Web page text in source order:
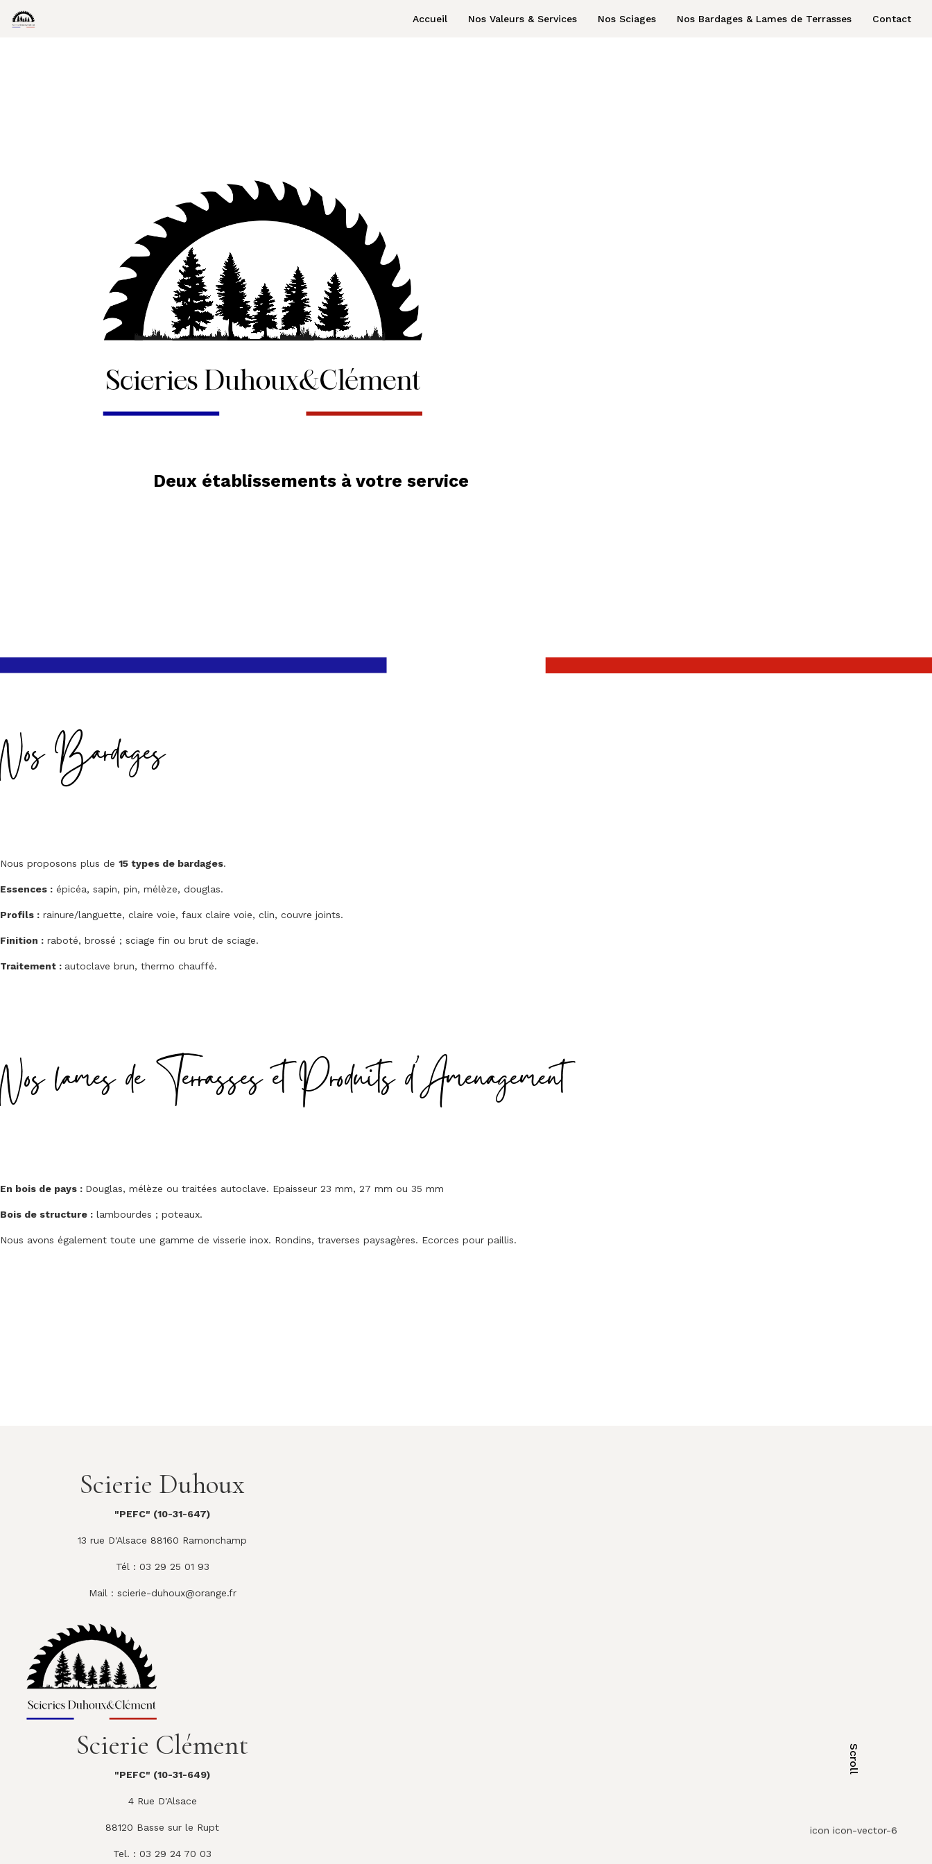
Accueil Nos Valeurs & Services Nos Sciages Nos Bardages & Lames de Terrasses Contact
Deux établissements à votre service
Scroll
icon icon-vector-6
Nos Bardages
Nous proposons plus de 15 types de bardages.
Essences : épicéa, sapin, pin, mélèze, douglas.
Profils : rainure/languette, claire voie, faux claire voie, clin, couvre joints.
Finition : raboté, brossé ; sciage fin ou brut de sciage.
Traitement : autoclave brun, thermo chauffé.
Nos lames de Terrasses et Produits d'Amenagement
En bois de pays : Douglas, mélèze ou traitées autoclave. Epaisseur 23 mm, 27 mm ou 35 mm
Bois de structure : lambourdes ; poteaux.
Nous avons également toute une gamme de visserie inox. Rondins, traverses paysagères. Ecorces pour paillis.
Scierie Duhoux
"PEFC" (10-31-647)
13 rue D'Alsace 88160 Ramonchamp
Tél : 03 29 25 01 93
Mail : scierie-duhoux@orange.fr
Scierie Clément
"PEFC" (10-31-649)
4 Rue D'Alsace
88120 Basse sur le Rupt
Tel. : 03 29 24 70 03